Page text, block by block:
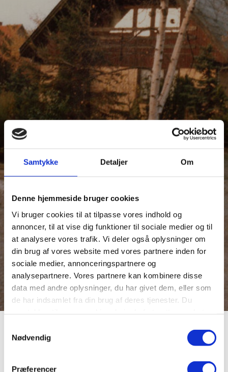
Samtykke Detaljer Om
Denne hjemmeside bruger cookies
Vi bruger cookies til at tilpasse vores indhold og
annoncer, til at vise dig funktioner til sociale medier og til
at analysere vores trafik. Vi deler også oplysninger om
din brug af vores website med vores partnere inden for
sociale medier, annonceringspartnere og
analysepartnere. Vores partnere kan kombinere disse
data med andre oplysninger, du har givet dem, eller som
de har indsamlet fra din brug af deres tjenester. Du
Nødvendig
Præferencer
Vesterrisvej